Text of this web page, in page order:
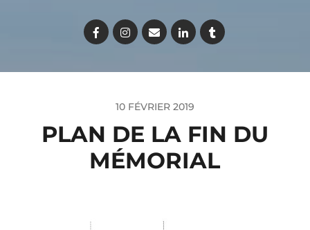
10 FÉVRIER 2019
PLAN DE LA FIN DU
MÉMORIAL